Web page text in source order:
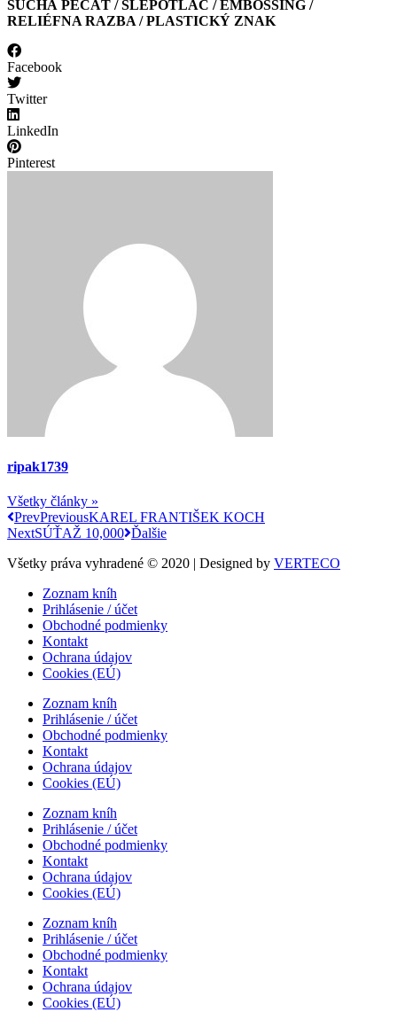
SUCHÁ PEČAŤ / SLEPOTLAČ / EMBOSSING /
RELIÉFNA RAZBA / PLASTICKÝ ZNAK
Facebook
Twitter
LinkedIn
Pinterest
ripak1739
Všetky články »
PrevPreviousKAREL FRANTIŠEK KOCH
NextSÚŤAŽ 10,000 Ďalšie
Všetky práva vyhradené © 2020 | Designed by VERTECO
Zoznam kníh
Prihlásenie / účet
Obchodné podmienky
Kontakt
Ochrana údajov
Cookies (EÚ)
Zoznam kníh
Prihlásenie / účet
Obchodné podmienky
Kontakt
Ochrana údajov
Cookies (EÚ)
Zoznam kníh
Prihlásenie / účet
Obchodné podmienky
Kontakt
Ochrana údajov
Cookies (EÚ)
Zoznam kníh
Prihlásenie / účet
Obchodné podmienky
Kontakt
Ochrana údajov
Cookies (EÚ)